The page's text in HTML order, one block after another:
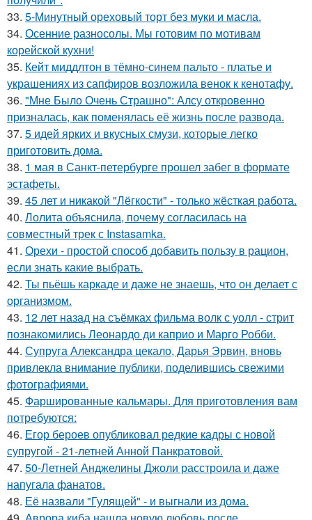
33. 5-Минутный ореховый торт без муки и масла.
34. Осенние разносолы. Мы готовим по мотивам
корейской кухни!
35. Кейт миддлтон в тёмно-синем пальто - платье и
украшениях из сапфиров возложила венок к кенотафу.
36. "Мне Было Очень Страшно": Алсу откровенно
призналась, как поменялась её жизнь после развода.
37. 5 идей ярких и вкусных смузи, которые легко
приготовить дома.
38. 1 мая в Санкт-петербурге прошел забег в формате
эстафеты.
39. 45 лет и никакой "Лёгкости" - только жёсткая работа.
40. Лолита объяснила, почему согласилась на
совместный трек с Instasamka.
41. Орехи - простой способ добавить пользу в рацион,
если знать какие выбрать.
42. Ты пьёшь каркаде и даже не знаешь, что он делает с
организмом.
43. 12 лет назад на съёмках фильма волк с уолл - стрит
познакомились Леонардо ди каприо и Марго Робби.
44. Супруга Александра цекало, Дарья Эрвин, вновь
привлекла внимание публики, поделившись свежими
фотографиями.
45. Фаршированные кальмары. Для приготовления вам
потребуются:
46. Егор бероев опубликовал редкие кадры с новой
супругой - 21-летней Анной Панкратовой.
47. 50-Летней Анджелины Джоли расстроила и даже
напугала фанатов.
48. Её назвали "Гулящей" - и выгнали из дома.